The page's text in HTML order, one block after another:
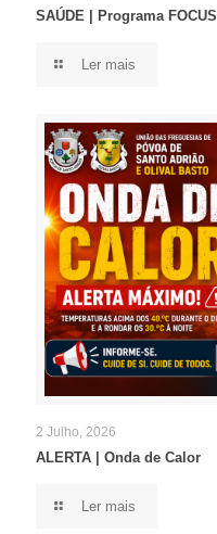
SAÚDE | Programa FOCUS
Ler mais
2 Julho, 2026
ALERTA | Onda de Calor
Ler mais